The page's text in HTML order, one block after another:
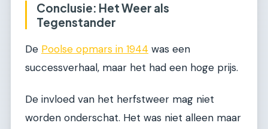
Conclusie: Het Weer als
Tegenstander
De Poolse opmars in 1944 was een
successverhaal, maar het had een hoge prijs.
De invloed van het herfstweer mag niet
worden onderschat. Het was niet alleen maar